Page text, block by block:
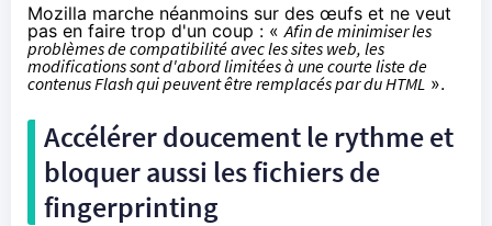
Mozilla marche néanmoins sur des œufs et ne veut
pas en faire trop d'un coup : « Afin de minimiser les
problèmes de compatibilité avec les sites web, les
modifications sont d'abord limitées à une courte liste de
contenus Flash qui peuvent être remplacés par du HTML ».
Accélérer doucement le rythme et
bloquer aussi les fichiers de
fingerprinting